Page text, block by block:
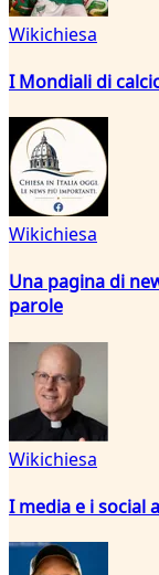
Wikichiesa
I Mondiali di
Wikichiesa
Una pagina di
parole
Wikichiesa
I media e i social